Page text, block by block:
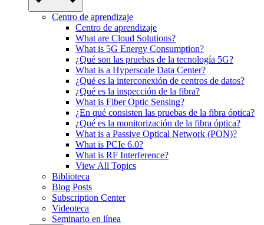
Centro de aprendizaje
Centro de aprendizaje
What are Cloud Solutions?
What is 5G Energy Consumption?
¿Qué son las pruebas de la tecnología 5G?
What is a Hyperscale Data Center?
¿Qué es la interconexión de centros de datos?
¿Qué es la inspección de la fibra?
What is Fiber Optic Sensing?
¿En qué consisten las pruebas de la fibra óptica?
¿Qué es la monitorización de la fibra óptica?
What is a Passive Optical Network (PON)?
What is PCIe 6.0?
What is RF Interference?
View All Topics
Biblioteca
Blog Posts
Subscription Center
Videoteca
Seminario en línea